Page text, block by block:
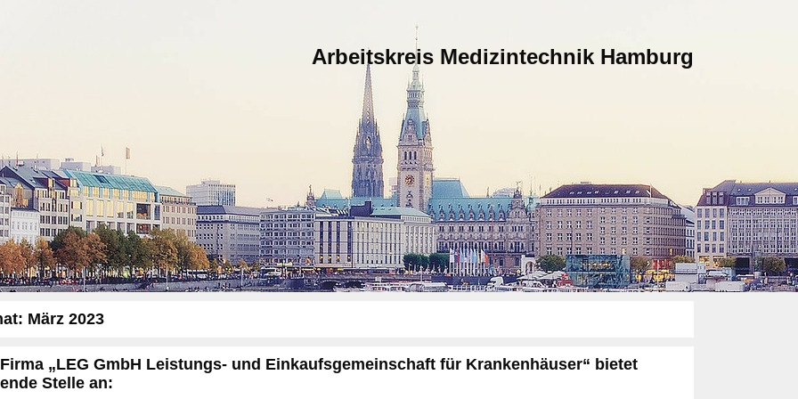
Arbeitskreis Medizintechnik Hamburg
März 2023
„LEG GmbH Leistungs- und Einkaufsgemeinschaft für Krankenhäuser“ bietet
Stelle an: